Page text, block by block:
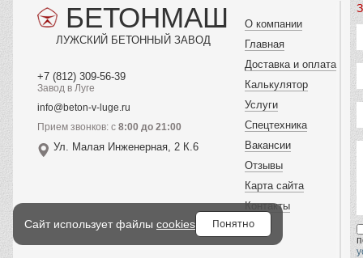
БЕТОНМАШ
ЛУЖСКИЙ БЕТОННЫЙ ЗАВОД
+7 (812) 309-56-39
Завод в Луге
info@beton-v-luge.ru
Прием звонков: с 8:00 до 21:00
Ул. Малая Инженерная, 2 К.6
О компании
Главная
Доставка и оплата
Калькулятор
Услуги
Спецтехника
Вакансии
Отзывы
Карта сайта
Контакты
Сайт использует файлы cookies Понятно